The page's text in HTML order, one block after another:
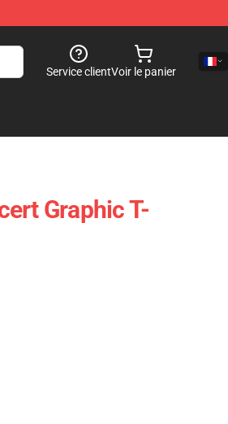
Service clientVoir le panier
Graphic T-